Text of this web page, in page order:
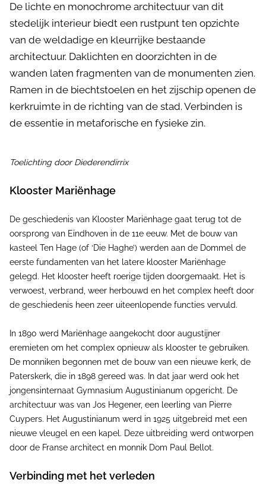
De lichte en monochrome architectuur van dit
stedelijk interieur biedt een rustpunt ten opzichte
van de weldadige en kleurrijke bestaande
architectuur. Daklichten en doorzichten in de
wanden laten fragmenten van de monumenten zien.
Ramen in de biechtstoelen en het zijschip openen de
kerkruimte in de richting van de stad. Verbinden is
de essentie in metaforische en fysieke zin.
Toelichting door Diederendirrix
Klooster Mariënhage
De geschiedenis van Klooster Mariënhage gaat terug tot de
oorsprong van Eindhoven in de 11e eeuw. Met de bouw van
kasteel Ten Hage (of ‘Die Haghe’) werden aan de Dommel de
eerste fundamenten van het latere klooster Mariënhage
gelegd. Het klooster heeft roerige tijden doorgemaakt. Het is
verwoest, verbrand, weer herbouwd en het complex heeft door
de geschiedenis heen zeer uiteenlopende functies vervuld.
In 1890 werd Mariënhage aangekocht door augustijner
eremieten om het complex opnieuw als klooster te gebruiken.
De monniken begonnen met de bouw van een nieuwe kerk, de
Paterskerk, die in 1898 gereed was. In dat jaar werd ook het
jongensinternaat Gymnasium Augustinianum opgericht. De
architectuur was van Jos Hegener, een leerling van Pierre
Cuypers. Het Augustinianum werd in 1925 uitgebreid met een
nieuwe vleugel en een kapel. Deze uitbreiding werd ontworpen
door de Franse architect en monnik Dom Paul Bellot.
Verbinding met het verleden